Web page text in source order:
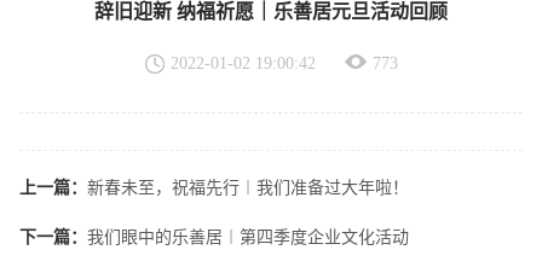
辞旧迎新 纳福祈愿｜乐善居元旦活动回顾
2022-01-02 19:00:42 773
上一篇： 新春未至，祝福先行︱我们准备过大年啦！
下一篇： 我们眼中的乐善居︱第四季度企业文化活动